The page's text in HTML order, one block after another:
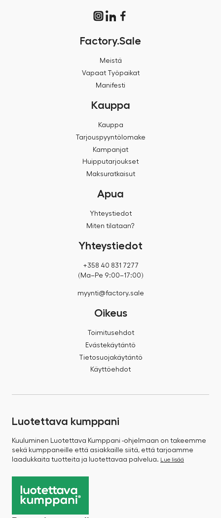
Factory.Sale
Meistä
Vapaat Työpaikat
Manifesti
Kauppa
Kauppa
Tarjouspyyntölomake
Kampanjat
Huipputarjoukset
Maksuratkaisut
Apua
Yhteystiedot
Miten tilataan?
Yhteystiedot
+358 40 831 7277
(Ma–Pe 9:00–17:00)
myynti@factory.sale
Oikeus
Toimitusehdot
Evästekäytäntö
Tietosuojakäytäntö
Käyttöehdot
Luotettava kumppani
Kuuluminen Luotettava Kumppani -ohjelmaan on takeemme
sekä kumppaneille että asiakkaille siitä, että tarjoamme
laadukkaita tuotteita ja luotettavaa palvelua.
Lue lisää